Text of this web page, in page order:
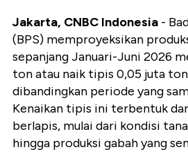
Jakarta, CNBC Indonesia -
(BPS) memproyeksikan
sepanjang Januari-Juni 2026
ton atau naik tipis 0,05 juta
dibandingkan periode yang
Kenaikan tipis ini terbentuk
berlapis, mulai dari kondisi
hingga produksi gabah yang